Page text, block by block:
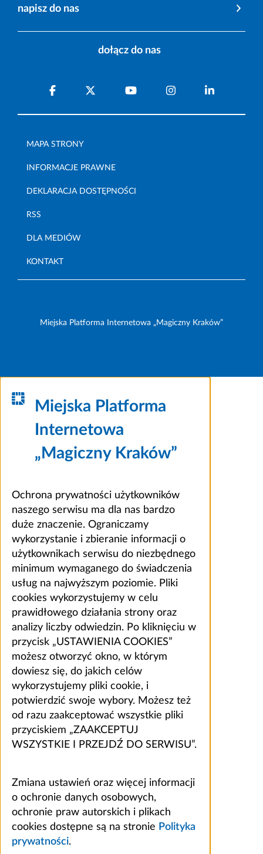
napisz do nas
dołącz do nas
MAPA STRONY
INFORMACJE PRAWNE
DEKLARACJA DOSTĘPNOŚCI
RSS
DLA MEDIÓW
KONTAKT
Miejska Platforma Internetowa „Magiczny Kraków”
Miejska Platforma
Internetowa
„Magiczny Kraków”
Ochrona prywatności użytkowników
naszego serwisu ma dla nas bardzo
duże znaczenie. Ograniczamy
wykorzystanie i zbieranie informacji o
użytkownikach serwisu do niezbędnego
minimum wymaganego do świadczenia
usług na najwyższym poziomie. Pliki
cookies wykorzystujemy w celu
prawidłowego działania strony oraz
analizy liczby odwiedzin. Po kliknięciu w
przycisk „USTAWIENIA COOKIES”
możesz otworzyć okno, w którym
dowiesz się, do jakich celów
wykorzystujemy pliki cookie, i
potwierdzić swoje wybory. Możesz też
od razu zaakceptować wszystkie pliki
przyciskiem „ZAAKCEPTUJ
WSZYSTKIE I PRZEJDŹ DO SERWISU”.
Zmiana ustawień oraz więcej informacji
o ochronie danych osobowych,
ochronie praw autorskich i plikach
cookies dostępne są na stronie Polityka
prywatności.